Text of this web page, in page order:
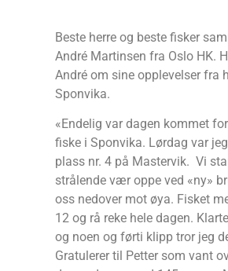
Beste herre og beste fisker
André Martinsen fra Oslo HK.
André om sine opplevelser fra
Sponvika.
«Endelig var dagen kommet
fiske i Sponvika. Lørdag var
plass nr. 4 på Mastervik. Vi
strålende vær oppe ved «ny»
oss nedover mot øya. Fisket
12 og rå reke hele dagen.
og noen og førti klipp tror jeg
Gratulerer til Petter som vant